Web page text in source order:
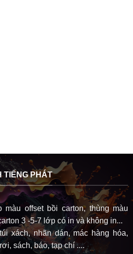
TIẾNG PHÁT
offset bồi carton, thùng màu
3 -5-7 lớp có in và không in...
xách, nhãn dán, mác hàng hóa,
sách, báo, tạp chí ....